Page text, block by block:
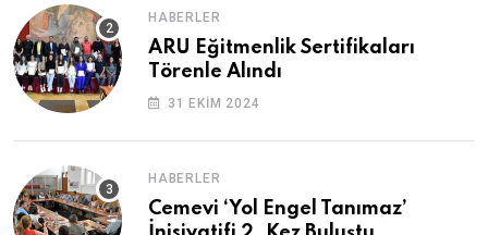
HABERLER
ARU Eğitmenlik Sertifikaları
Törenle Alındı
31 EKIM 2024
HABERLER
Cemevi ‘Yol Engel Tanımaz’